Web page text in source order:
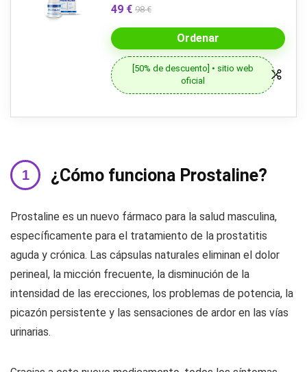
49 € 98 €
Ordenar
[50% de descuento] • sitio web
oficial
¿Cómo funciona Prostaline?
Prostaline es un nuevo fármaco para la salud masculina,
específicamente para el tratamiento de la prostatitis
aguda y crónica. Las cápsulas naturales eliminan el dolor
perineal, la micción frecuente, la disminución de la
intensidad de las erecciones, los problemas de potencia, la
picazón persistente y las sensaciones de ardor en las vías
urinarias.